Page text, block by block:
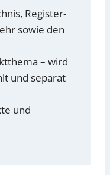
Register-
sowie den
– wird
und separat
und